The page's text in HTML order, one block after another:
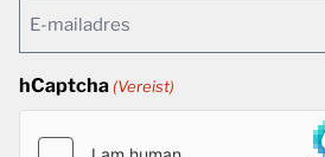
(Vereist)
hCaptcha (Vereist)